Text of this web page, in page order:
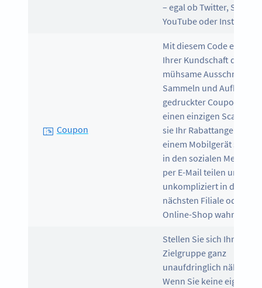
– egal ob Twitter,
YouTube oder Instagram.
Coupon
Mit diesem Code
Ihrer Kundschaft das
mühsame Ausschneiden,
Sammeln und
gedruckter Coupons.
einen einzigen Scan
sie Ihr Rabattangebot auf
einem Mobilgerät
in den sozialen Medien
per E-Mail teilen und es
unkompliziert in der
nächsten Filiale oder
Online-Shop
Stellen Sie sich Ihrer
Zielgruppe ganz
unaufdringlich näher vor.
Wenn Sie keine eigene